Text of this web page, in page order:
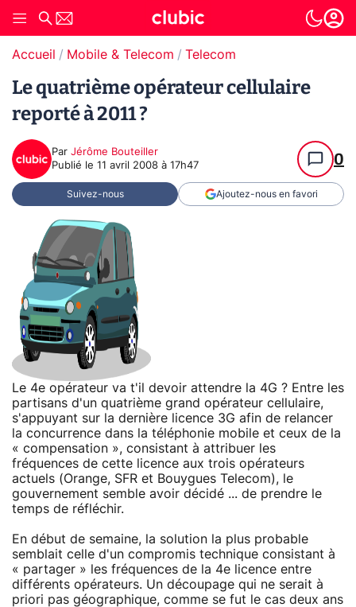
Accueil Mobile & Telecom Telecom
Le quatrième opérateur cellulaire
reporté à 2011 ?
Par Jérôme Bouteiller
Publié le 11 avril 2008 à 17h47 0
Suivez-nous Ajoutez-nous en favori
Le 4e opérateur va t'il devoir attendre la 4G ? Entre les
partisans d'un quatrième grand opérateur cellulaire,
s'appuyant sur la dernière licence 3G afin de relancer
la concurrence dans la téléphonie mobile et ceux de la
« compensation », consistant à attribuer les
fréquences de cette licence aux trois opérateurs
actuels (Orange, SFR et Bouygues Telecom), le
gouvernement semble avoir décidé ... de prendre le
temps de réfléchir.
En début de semaine, la solution la plus probable
semblait celle d'un compromis technique consistant à
« partager » les fréquences de la 4e licence entre
différents opérateurs. Un découpage qui ne serait à
priori pas géographique, comme se fut le cas deux ans